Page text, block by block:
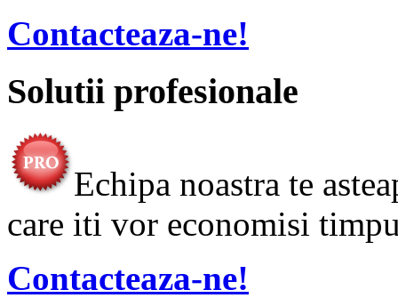
Contacteaza-ne!
Solutii profesionale
Echipa noastra te
care iti vor economisi
Contacteaza-ne!